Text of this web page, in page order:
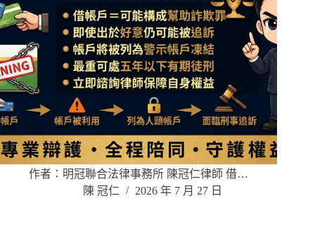
作者：明冠聯合法律事務所 陳冠仁律師 借…
陳 冠仁
2026 年 7 月 27 日